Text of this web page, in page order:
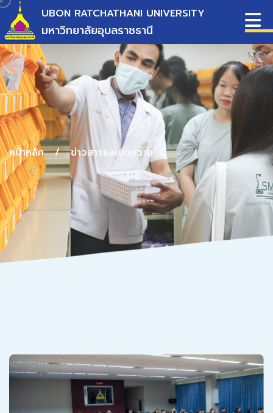
UBON RATCHATHANI UNIVERSITY
มหาวิทยาลัยอุบลราชธานี
หน้าหลัก / ข่าวสารและบทความ